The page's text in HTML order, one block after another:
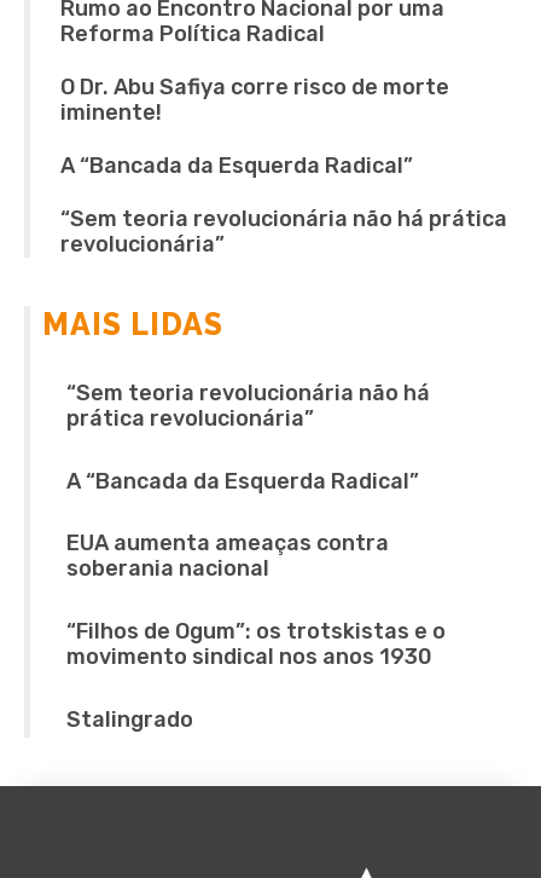
Rumo ao Encontro Nacional por uma
Reforma Política Radical
O Dr. Abu Safiya corre risco de morte
iminente!
A “Bancada da Esquerda Radical”
“Sem teoria revolucionária não há prática
revolucionária”
MAIS LIDAS
“Sem teoria revolucionária não há
prática revolucionária”
A “Bancada da Esquerda Radical”
EUA aumenta ameaças contra
soberania nacional
“Filhos de Ogum”: os trotskistas e o
movimento sindical nos anos 1930
Stalingrado